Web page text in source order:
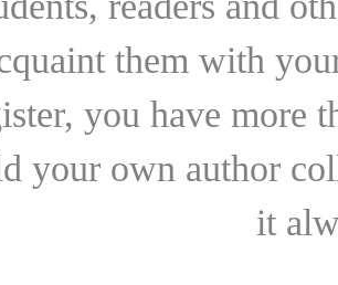
them with
you have more
your own author
it